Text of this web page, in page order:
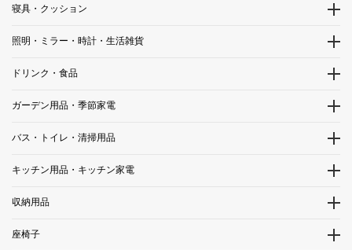
寝具・クッション
照明・ミラー・時計・生活雑貨
ドリンク・食品
ガーデン用品・季節家電
バス・トイレ・清掃用品
キッチン用品・キッチン家電
収納用品
座椅子